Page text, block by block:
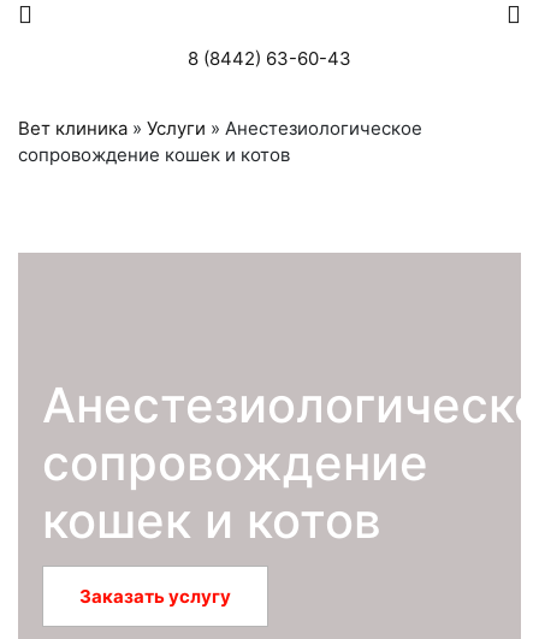
8 (8442) 63-60-43
Вет клиника » Услуги » Анестезиологическое
сопровождение кошек и котов
сопровождение
кошек и котов
Заказать услугу